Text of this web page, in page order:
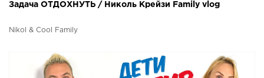
Задача ОТДОХНУТЬ / Николь Крейзи Family vlog
Nikol & Cool Family